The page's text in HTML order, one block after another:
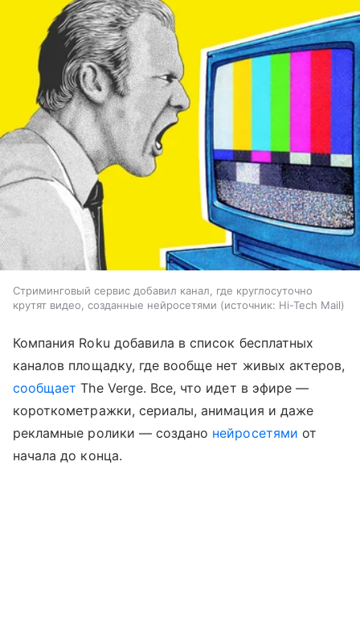
Стриминговый сервис добавил канал, где круглосуточно
крутят видео, созданные нейросетями
источник: Hi-Tech Mail
Компания Roku добавила в список бесплатных
каналов площадку, где вообще нет живых актеров,
сообщает The Verge. Все, что идет в эфире —
короткометражки, сериалы, анимация и даже
рекламные ролики — создано нейросетями от
начала до конца.